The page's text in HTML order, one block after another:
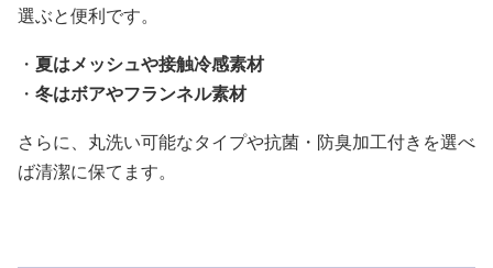
選ぶと便利です。
・ 夏はメッシュや接触冷感素材
・ 冬はボアやフランネル素材
さらに、丸洗い可能なタイプや抗菌・防臭加工付きを選べ
ば清潔に保てます。